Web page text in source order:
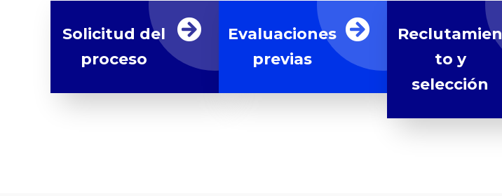
Solicitud del
proceso
Evaluaciones
previas
Reclutamien
to y
selección